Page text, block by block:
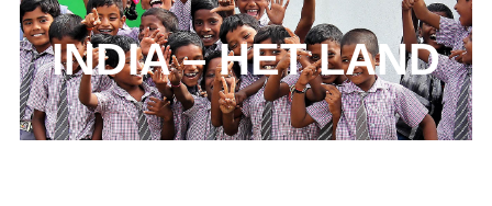
INDIA – HET LAND